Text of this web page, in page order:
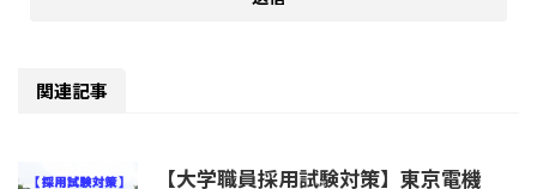
関連記事
【大学職員採用試験対策】東京電機